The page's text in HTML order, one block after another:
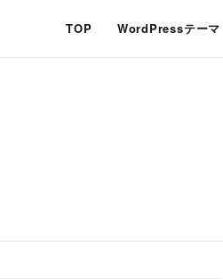
TOP WordPressテーマ